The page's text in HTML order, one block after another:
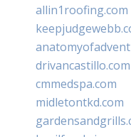
allin1roofing.com
drivancastillo.com
cmmedspa.com
midletontkd.com